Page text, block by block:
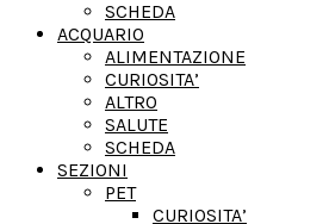
SCHEDA
ACQUARIO
ALIMENTAZIONE
CURIOSITA’
ALTRO
SALUTE
SCHEDA
SEZIONI
PET
CURIOSITA’